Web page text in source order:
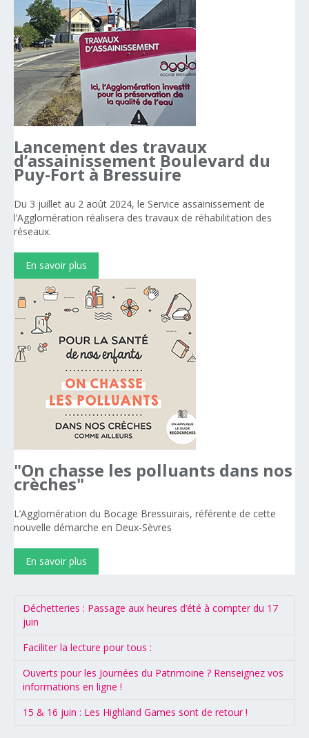
Lancement des travaux
d’assainissement Boulevard du
Puy-Fort à Bressuire
Du 3 juillet au 2 août 2024, le Service assainissement de
l’Agglomération réalisera des travaux de réhabilitation des
réseaux.
En savoir plus
"On chasse les polluants dans nos
crèches"
L’Agglomération du Bocage Bressuirais, référente de cette
nouvelle démarche en Deux-Sèvres
En savoir plus
Déchetteries : Passage aux heures d’été à compter du 17
juin
Faciliter la lecture pour tous :
Ouverts pour les Journées du Patrimoine ? Renseignez vos
informations en ligne !
15 & 16 juin : Les Highland Games sont de retour !